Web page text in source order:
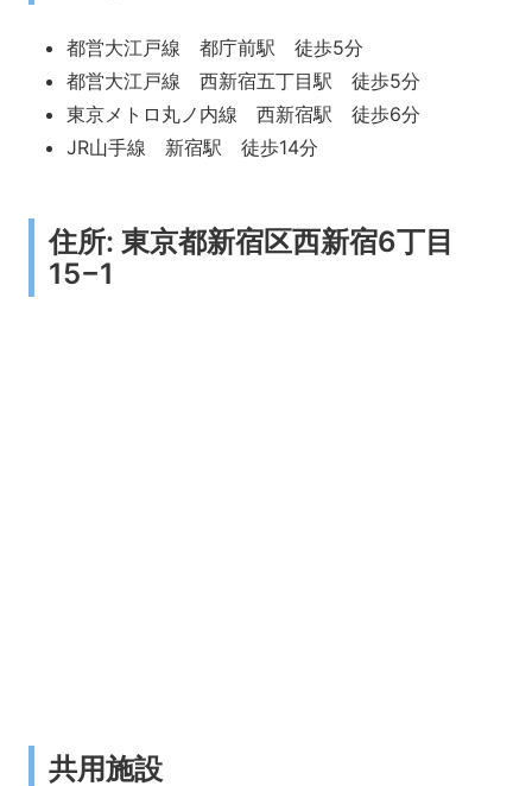
都営大江戸線 都庁前駅 徒歩5分
都営大江戸線 西新宿五丁目駅 徒歩5分
東京メトロ丸ノ内線 西新宿駅 徒歩6分
JR山手線 新宿駅 徒歩14分
住所: 東京都新宿区西新宿6丁目
15−1
共用施設